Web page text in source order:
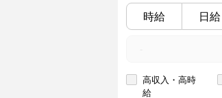
時給 日給
高収入・高時
給